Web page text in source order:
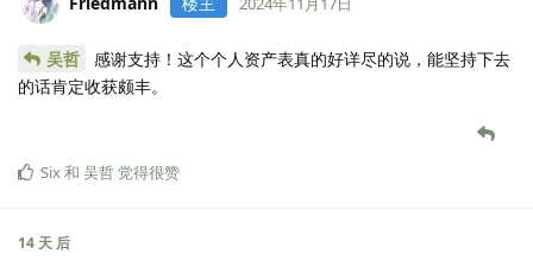
吴哲
感谢支持！这个个人资产表真的好详尽的说，能坚持下去
的话肯定收获颇丰。
Six和 吴哲觉得很赞
14 天 后